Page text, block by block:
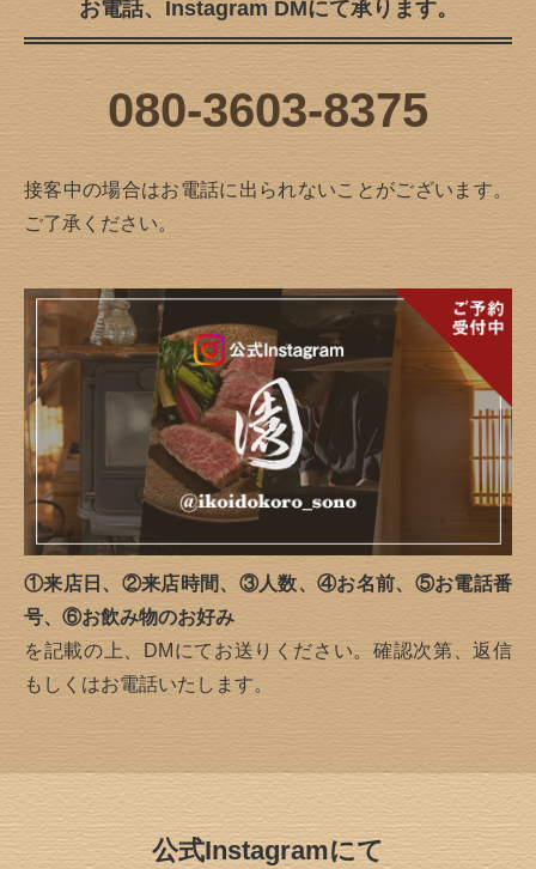
お電話、Instagram DMにて承ります。
080-3603-8375
接客中の場合はお電話に出られないことがございます。
ご了承ください。
①来店日、②来店時間、③人数、④お名前、⑤お電話番
号、⑥お飲み物のお好み
を記載の上、DMにてお送りください。確認次第、返信
もしくはお電話いたします。
公式Instagramにて